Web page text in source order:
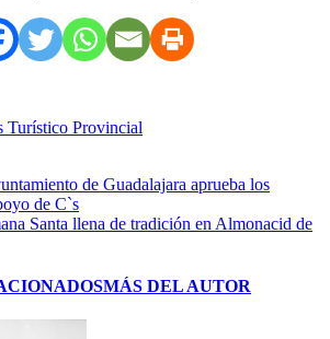
Turístico Provincial
de Guadalajara aprueba los
de C`s
Santa llena de tradición en Almonacid de
MÁS DEL AUTOR